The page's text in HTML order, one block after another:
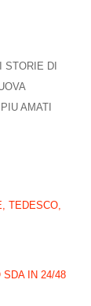
STORIE DI
AMATI
TEDESCO,
IN 24/48